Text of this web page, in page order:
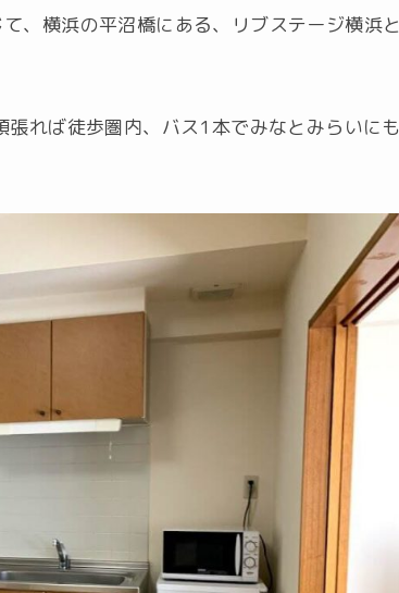
、横浜の平沼橋にある、リブステージ横浜と
れば徒歩圏内、バス1本でみなとみらいにも